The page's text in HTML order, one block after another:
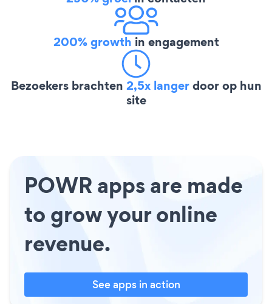
200% growth in engagement
Bezoekers brachten 2,5x langerdoor op hun
site
POWR apps are made
to grow your online
revenue.
See apps in action